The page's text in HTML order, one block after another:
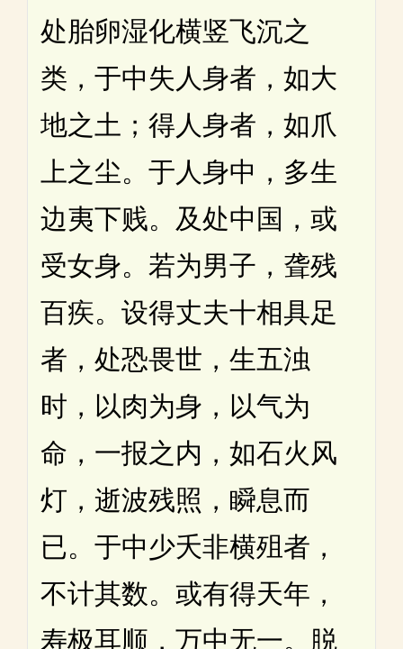
处胎卵湿化横竖飞沉之
类，于中失人身者，如大
地之土；得人身者，如爪
上之尘。于人身中，多生
边夷下贱。及处中国，或
受女身。若为男子，聋残
百疾。设得丈夫十相具足
者，处恐畏世，生五浊
时，以肉为身，以气为
命，一报之内，如石火风
灯，逝波残照，瞬息而
已。于中少夭非横殂者，
不计其数。或有得天年，
寿极耳顺，万中无一。脱